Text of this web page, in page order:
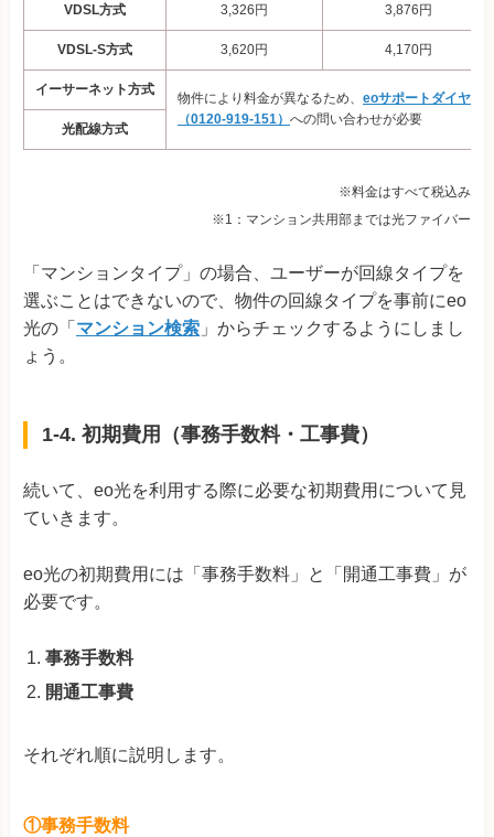
VDSL方式 3,326円 3,876円
VDSL-S方式 3,620円 4,170円
イーサーネット方式
物件により料金が異なるため、 eoサポートダイヤル
（0120-919-151） への問い合わせが必要
光配線方式
※料金はすべて税込み
※1：マンション共用部までは光ファイバー
「マンションタイプ」の場合、ユーザーが回線タイプを
選ぶことはできないので、物件の回線タイプを事前にeo
光の「 マンション検索 」からチェックするようにしまし
ょう。
1-4. 初期費用（事務手数料・工事費）
続いて、eo光を利用する際に必要な初期費用について見
ていきます。
eo光の初期費用には「事務手数料」と「開通工事費」が
必要です。
事務手数料
開通工事費
それぞれ順に説明します。
①事務手数料